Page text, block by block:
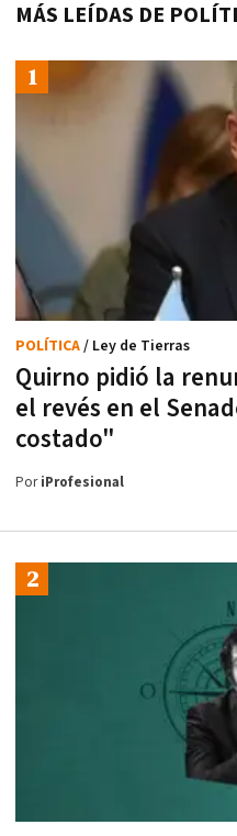
MÁS LEÍDAS DE
Quirno pidió la
el revés en el
costado"
POLÍTICA/ Ley de Tierras
PoriProfesional